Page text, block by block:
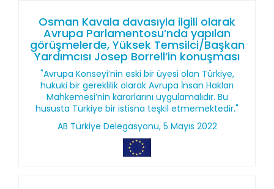
Osman Kavala davasıyla ilgili olarak
Avrupa Parlamentosu’nda yapılan
görüşmelerde, Yüksek Temsilci/Başkan
Yardımcısı Josep Borrell’in konuşması
"Avrupa Konseyi’nin eski bir üyesi olan Türkiye,
hukuki bir gereklilik olarak Avrupa İnsan Hakları
Mahkemesi’nin kararlarını uygulamalıdır. Bu
hususta Türkiye bir istisna teşkil etmemektedir."
AB Türkiye Delegasyonu, 5 Mayıs 2022